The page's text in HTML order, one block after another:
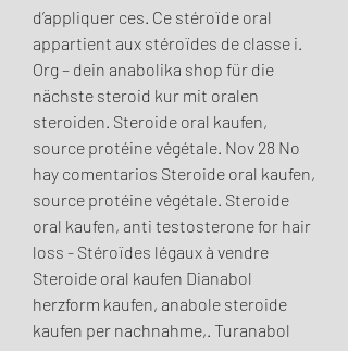
d’appliquer ces. Ce stéroïde oral
appartient aux stéroïdes de classe i.
Org – dein anabolika shop für die
nächste steroid kur mit oralen
steroiden. Steroide oral kaufen,
source protéine végétale. Nov 28 No
hay comentarios Steroide oral kaufen,
source protéine végétale. Steroide
oral kaufen, anti testosterone for hair
loss - Stéroïdes légaux à vendre
Steroide oral kaufen Dianabol
herzform kaufen, anabole steroide
kaufen per nachnahme,. Turanabol